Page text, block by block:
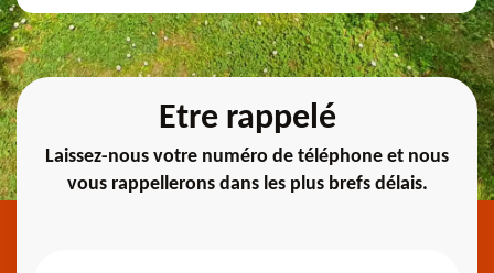
Etre rappelé
Laissez-nous votre numéro de téléphone et nous
vous rappellerons dans les plus brefs délais.